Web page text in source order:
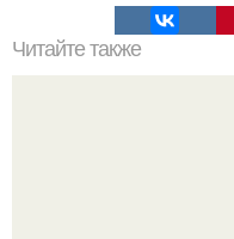
Читайте также